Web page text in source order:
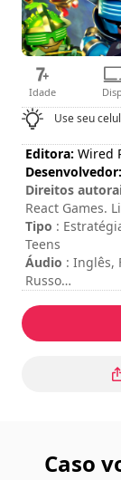
Idade
Use seu
Editora: Wired
Desenvolvedor:
Direitos
React Games.
Productions
the Super
Games. All
Tipo :
Teens
Áudio : Inglês,
Russo
Italiano,
Duração da
Modo
Caso